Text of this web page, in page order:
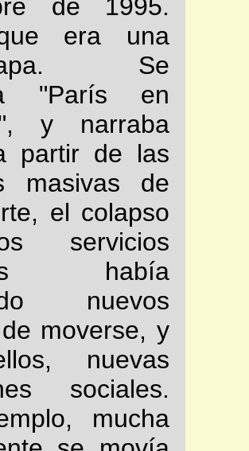
de 1995.
era una
Se
"París en
y narraba
partir de las
masivas de
el colapso
servicios
había
nuevos
moverse, y
nuevas
sociales.
mucha